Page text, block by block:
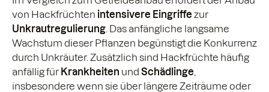
von Hackfrüchten intensivere Eingriffe zur
Unkrautregulierung . Das anfängliche langsame
Wachstum dieser Pflanzen begünstigt die Konkurrenz
durch Unkräuter. Zusätzlich sind Hackfrüchte häufig
anfällig für Krankheiten und Schädlinge
insbesondere wenn sie über längere Zeiträume oder